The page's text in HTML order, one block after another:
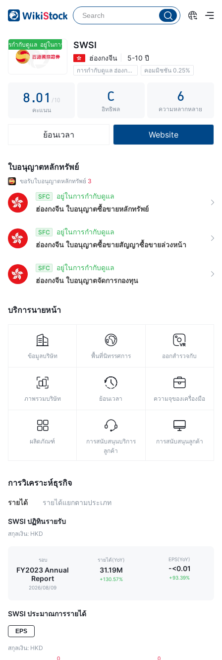
รกำกับดูแล อยู่ในการกำกับดูแลSWSI
ฮ่องกงจีน 5-10 ปี
การกำกับดูแล ฮ่องกงจีน คอมมิชชัน 0.25%
3
5
6
8.0
1
4
5
6
7
8
9
1
2
3
5
6
7
8
9
/10
คะแนน
C
อิทธิพล
6
ความหลากหลาย
ย้อนเวลา Website
ใบอนุญาตหลักทรัพย์
ขอรับใบอนุญาตหลักทรัพย์ 3
SFC
อยู่ในการกำกับดูแล
ฮ่องกงจีน ใบอนุญาตซื้อขายหลักทรัพย์
SFC
อยู่ในการกำกับดูแล
ฮ่องกงจีน ใบอนุญาตซื้อขายสัญญาซื้อขายล่วงหน้า
SFC
อยู่ในการกำกับดูแล
ฮ่องกงจีน ใบอนุญาตจัดการกองทุน
บริการนายหน้า
ข้อมูลบริษัท พื้นที่นิทรรศการ ออกสำรวจกับ
ภาพรวมบริษัท ย้อนเวลา ความจุของเครื่องมือ
ผลิตภัณฑ์
การสนับสนุนบริการ
ลูกค้า
การสนับสนุนลูกค้า
การวิเคราะห์ธุรกิจ
รายได้ รายได้แยกตามประเภท
SWSI ปฏิทินรายรับ
สกุลเงิน: HKD
รอบ
FY2023 Annual
Report
2026/08/09
รายได้(YoY)
31.19M
+130.57%
EPS(YoY)
-<0.01
+93.39%
SWSI ประมาณการรายได้
EPS
สกุลเงิน: HKD